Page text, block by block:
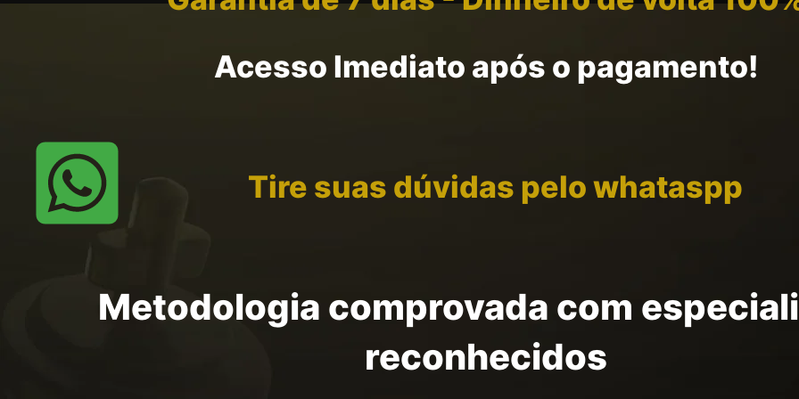
Acesso Imediato após o pagamento!
Tire suas dúvidas pelo whataspp
Metodologia comprovada com
reconhecidos